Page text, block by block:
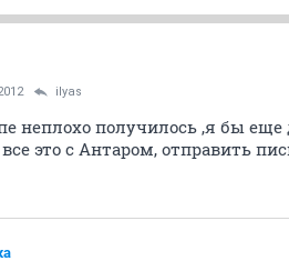
ilyas
неплохо получилось ,я бы еще
это с Антаром, отправить